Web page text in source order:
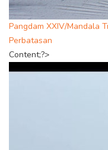
Pangdam XXIV/Mandala
Perbatasan
Content;?>